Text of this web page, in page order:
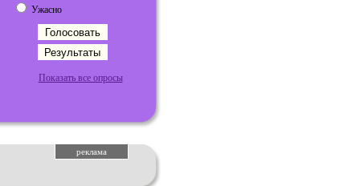
Ужасно
Показать все опросы
реклама